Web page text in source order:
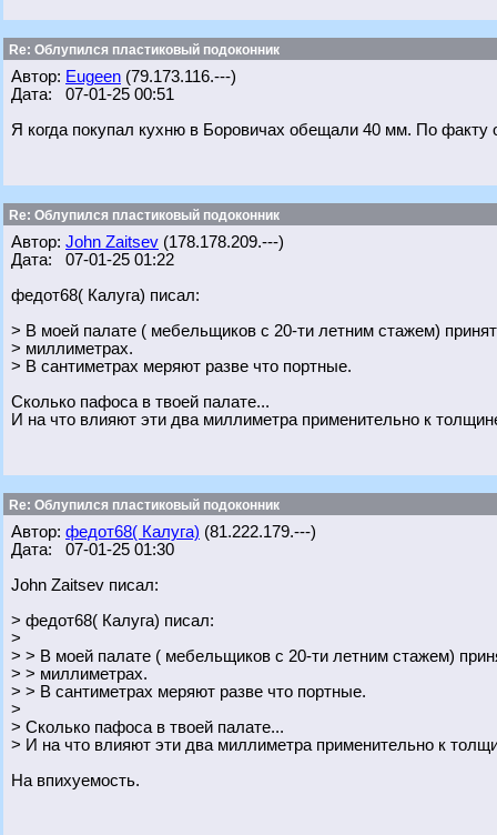
Re: Облупился пластиковый подоконник
Автор: Eugeen (79.173.116.---)
Дата: 07-01-25 00:51
Я когда покупал кухню в Боровичах обещали 40 мм. По факту
Re: Облупился пластиковый подоконник
Автор: John Zaitsev (178.178.209.---)
Дата: 07-01-25 01:22
федот68( Калуга) писал:
> В моей палате ( мебельщиков с 20-ти летним стажем)
> миллиметрах.
> В сантиметрах меряют разве что портные.
Сколько пафоса в твоей палате...
И на что влияют эти два миллиметра применительно к
Re: Облупился пластиковый подоконник
Автор: федот68( Калуга) (81.222.179.---)
Дата: 07-01-25 01:30
John Zaitsev писал:
> федот68( Калуга) писал:
>
> > В моей палате ( мебельщиков с 20-ти летним стажем)
> > миллиметрах.
> > В сантиметрах меряют разве что портные.
>
> Сколько пафоса в твоей палате...
> И на что влияют эти два миллиметра применительно к
На впихуемость.